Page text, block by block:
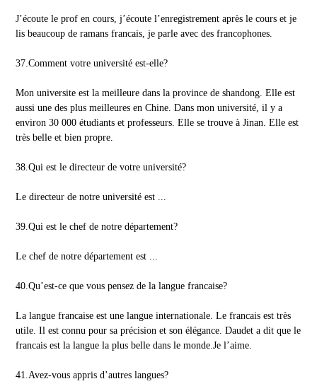
J’écoute le prof en cours, j’écoute l’enregistrement après le cours et je
lis beaucoup de ramans francais, je parle avec des francophones.
37.Comment votre université est-elle?
Mon universite est la meilleure dans la province de shandong. Elle est
aussi une des plus meilleures en Chine. Dans mon université, il y a
environ 30 000 étudiants et professeurs. Elle se trouve à Jinan. Elle est
très belle et bien propre.
38.Qui est le directeur de votre université?
Le directeur de notre université est ...
39.Qui est le chef de notre département?
Le chef de notre département est ...
40.Qu’est-ce que vous pensez de la langue francaise?
La langue francaise est une langue internationale. Le francais est très
utile. Il est connu pour sa précision et son élégance. Daudet a dit que le
francais est la langue la plus belle dans le monde.Je l’aime.
41.Avez-vous appris d’autres langues?